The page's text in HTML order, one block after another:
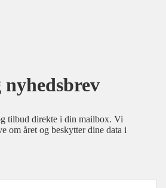
tilbud direkte i din mailbox. Vi
om året og beskytter dine data i